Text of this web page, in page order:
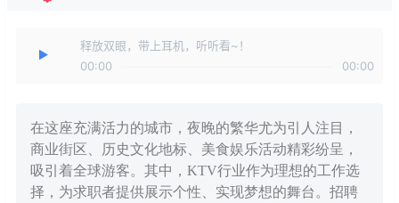
释放双眼，带上耳机，听听看~！
00:00
00:00
在这座充满活力的城市，夜晚的繁华尤为引人注目，
商业街区、历史文化地标、美食娱乐活动精彩纷呈，
吸引着全球游客。其中，KTV行业作为理想的工作选
择，为求职者提供展示个性、实现梦想的舞台。招聘